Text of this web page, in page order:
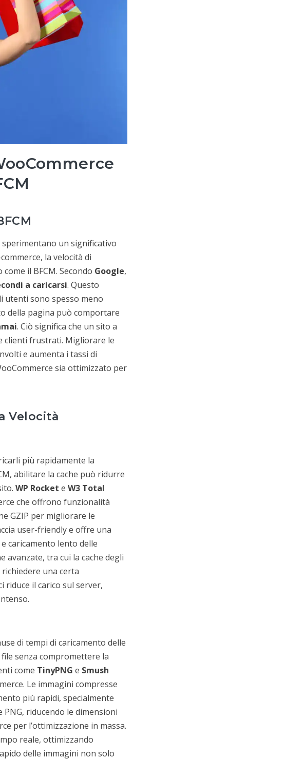
un significativo
la velocità di
il BFCM. Secondo Google,
a caricarsi. Questo
utenti sono spesso meno
della pagina può comportare
. Ciò significa che un sito a
clienti frustrati. Migliorare le
e aumenta i tassi di
sia ottimizzato per
Velocità
più rapidamente la
abilitare la cache può ridurre
WP Rocket e W3 Total
che offrono funzionalità
GZIP per migliorare le
user-friendly e offre una
caricamento lento delle
avanzate, tra cui la cache degli
una certa
il carico sul server,
di tempi di caricamento delle
senza compromettere la
come TinyPNG e Smush
Le immagini compresse
più rapidi, specialmente
PNG, riducendo le dimensioni
per l’ottimizzazione in massa.
reale, ottimizzando
delle immagini non solo